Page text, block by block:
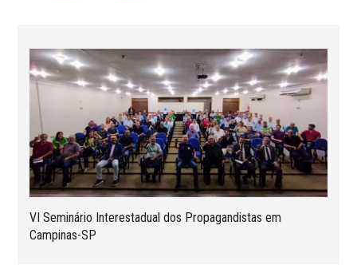
VI Seminário Interestadual dos Propagandistas em
Campinas-SP